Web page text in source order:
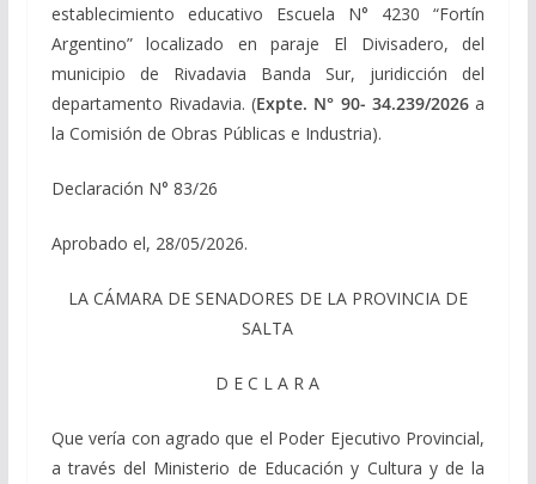
establecimiento educativo Escuela N° 4230 “Fortín
Argentino” localizado en paraje El Divisadero, del
municipio de Rivadavia Banda Sur, juridicción del
departamento Rivadavia. (Expte. N° 90- 34.239/2026 a
la Comisión de Obras Públicas e Industria).
Declaración N° 83/26
Aprobado el, 28/05/2026.
LA CÁMARA DE SENADORES DE LA PROVINCIA DE
SALTA
D E C L A R A
Que vería con agrado que el Poder Ejecutivo Provincial,
a través del Ministerio de Educación y Cultura y de la